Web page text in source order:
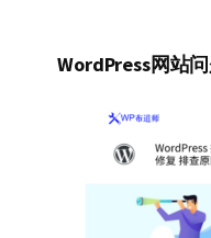
WordPress网站